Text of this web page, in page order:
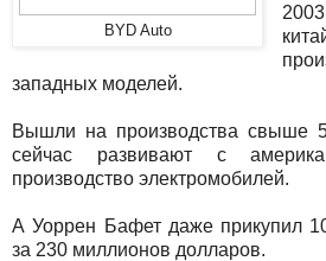
BYD Auto
западных моделей.
Вышли на производства свыше
сейчас развивают с
производство электромобилей.
А Уоррен Бафет даже прикупил
за 230 миллионов долларов.